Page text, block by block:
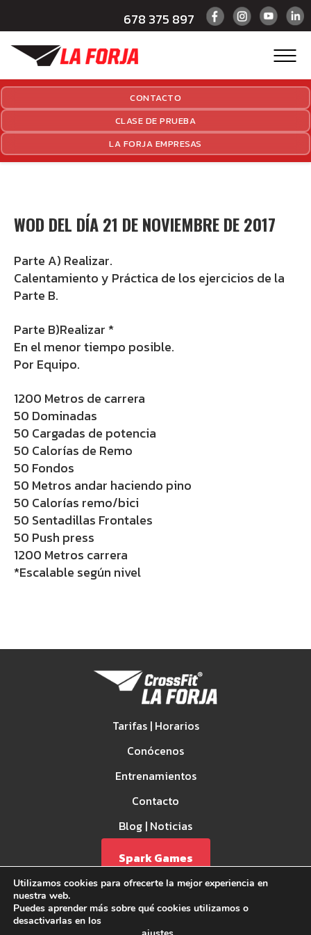
678 375 897
CONTACTO
CLASE DE PRUEBA
LA FORJA EMPRESAS
WOD DEL DÍA 21 DE NOVIEMBRE DE 2017
Parte A) Realizar.
Calentamiento y Práctica de los ejercicios de la
Parte B.
Parte B)Realizar *
En el menor tiempo posible.
Por Equipo.
1200 Metros de carrera
50 Dominadas
50 Cargadas de potencia
50 Calorías de Remo
50 Fondos
50 Metros andar haciendo pino
50 Calorías remo/bici
50 Sentadillas Frontales
50 Push press
1200 Metros carrera
*Escalable según nivel
Tarifas | Horarios
Conócenos
Entrenamientos
Contacto
Blog | Noticias
Spark Games
Utilizamos cookies para ofrecerte la mejor experiencia en
nuestra web.
Puedes aprender más sobre qué cookies utilizamos o
desactivarlas en los